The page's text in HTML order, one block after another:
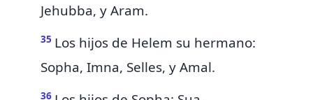
Jehubba, y Aram.
35 Los hijos de Helem su hermano:
Sopha, Imna, Selles, y Amal.
36